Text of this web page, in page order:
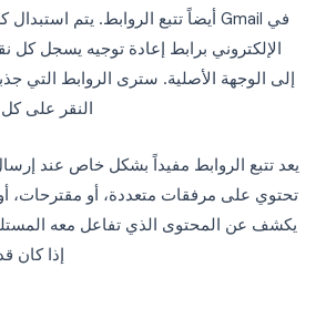
الإلكتروني برابط إعادة توجيه يسجل كل
إلى الوجهة الأصلية. سترى الروابط التي
النقر على
يعد تتبع الروابط مفيداً بشكل خاص عند
تحتوي على مرفقات متعددة، أو مقترحات،
يكشف عن المحتوى الذي تفاعل معه
إذا كان